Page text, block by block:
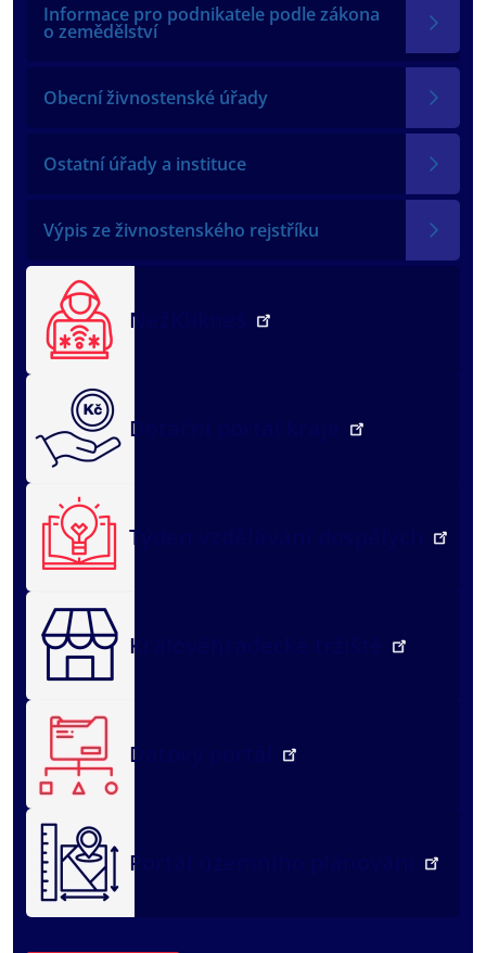
Informace pro podnikatele podle zákona
o zemědělství
Obecní živnostenské úřady
Ostatní úřady a instituce
Výpis ze živnostenského rejstříku
NežKlikneš
Dotační portál kraje
Týden vzdělávání dospělých
Královéhradecké tržiště
Datový portál
Portál územního plánování